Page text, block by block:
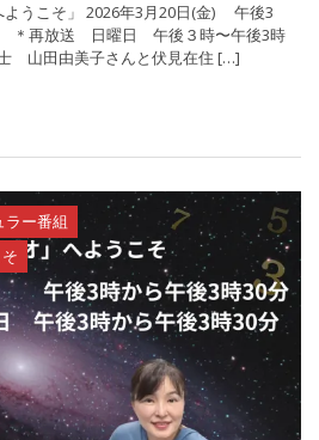
ようこそ」 2026年3月20日(金) 午後3
放送 日曜日 午後３時〜午後3時
山田由美子さんと伏見在住 […]
ラー番組